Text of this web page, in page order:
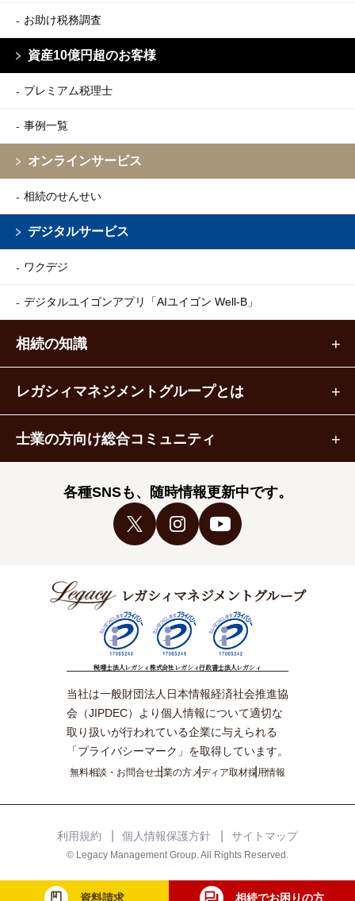
資料請求 相続でお困りの方
お助け税務調査
資産10億円超のお客様
プレミアム税理士
事例一覧
オンラインサービス
相続のせんせい
デジタルサービス
ワクデジ
デジタルユイゴンアプリ 「AIユイゴン Well-B」
相続の知識
レガシィマネジメントグループとは
士業の方向け総合コミュニティ
各種SNSも、随時情報更新中です。
レガシィマネジメントグループ
税理士法人レガシィ株式会社レガシィ行政書士法人レガシィ
当社は一般財団法人日本情報経済社会推進協
会（JIPDEC）より個人情報について適切な
取り扱いが行われている企業に与えられる
「プライバシーマーク」を取得しています。
無料相談・お問合せ士業の方メディア取材採用情報
© Legacy Management Group. All Rights Reserved.
利用規約 個人情報保護方針 サイトマップ